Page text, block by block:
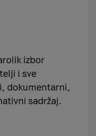
izbor
i sve
dokumentarni,
sadržaj.